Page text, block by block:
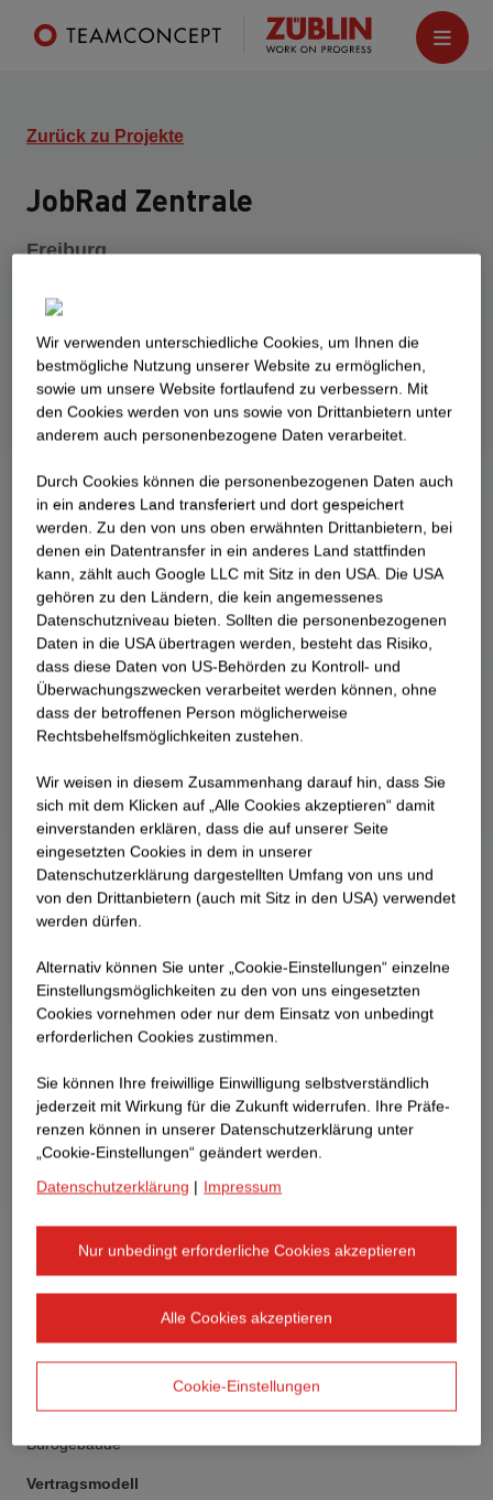
Zurück zu Projekte
JobRad Zentrale
Freiburg
Quartiersentwicklung „Heinrich-von-Stephan-
Straße Businessmile“. Das Baufeld 3 ist ein 6-
geschossiges Bürogebäude mit eingeschossiger
Tiefgarage. Das Untergeschoss beinhaltet neben
ca. 66 Pkw-Stellplätzen und ca. 150
Fahrradstellplätzen auch Technik- und
Sanitärräume. Im Erdgeschoss befindet sich der
Empfang, ein Veranstaltungsraum, eine
Ladeneinheit und die Betriebskantine inkl.
Nebenräume sowie die Zugänge zu den
Treppenräumen und die Müllräume. In den
Geschossen 1.OG - 4.OG befinden sich die
Büroeinheiten, die vorwiegend als Open Space
Einheiten gestaltet wurden. Das Gebäude wurde
von der Fa. JobRad gemietet und bietet im
Innenhof Sitzgelegenheiten, die durch sieben
Zusammensitzen einladen.
STRABAG Real Estate GmbH
Bauwerksart
Bürogebäude
Vertragsmodell
Wir verwenden unterschiedliche Cookies, um Ihnen die
best­mögliche Nutzung unserer Website zu ermöglichen,
sowie um unsere Website fortlaufend zu verbessern. Mit
den Cookies werden von uns sowie von Drittanbietern unter
anderem auch personenbezogene Daten verarbeitet.
Durch Cookies können die personenbezogenen Daten auch
in ein anderes Land transferiert und dort gespeichert
werden. Zu den von uns oben erwähnten Drittanbietern, bei
denen ein Datentransfer in ein anderes Land stattfinden
kann, zählt auch Google LLC mit Sitz in den USA. Die USA
gehören zu den Ländern, die kein angemessenes
Datenschutzniveau bieten. Sollten die personenbezogenen
Daten in die USA übertragen werden, besteht das Risiko,
dass diese Daten von US-Behörden zu Kontroll- und
Überwachungszwecken verarbeitet werden können, ohne
dass der betroffenen Person möglicherweise
Rechtsbehelfsmöglichkeiten zustehen.
Wir weisen in diesem Zusammenhang darauf hin, dass Sie
sich mit dem Klicken auf „Alle Cookies akzeptieren“ damit
ein­ver­standen erklären, dass die auf unserer Seite
eingesetzten Cookies in dem in unserer
Datenschutzerklärung dargestellten Umfang von uns und
von den Drittanbietern (auch mit Sitz in den USA) verwendet
werden dürfen.
Alternativ können Sie unter „Cookie-Einstellungen“ einzelne
Einstellungsmöglichkeiten zu den von uns eingesetzten
Cookies vornehmen oder nur dem Einsatz von unbedingt
erforderlichen Cookies zustimmen.
Sie können Ihre freiwillige Einwilligung selbstverständlich
jederzeit mit Wirkung für die Zukunft widerrufen. Ihre Prä­fe­
renzen können in unserer Datenschutzerklärung unter
„Cookie-Einstellungen“ geändert werden.
Datenschutzerklärung | Impressum
Nur unbedingt erforderliche Cookies akzeptieren
Alle Cookies akzeptieren
Cookie-Einstellungen